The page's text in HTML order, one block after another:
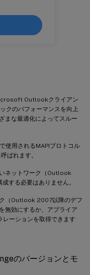
Outlookクライアン
クのパフォーマンスを向上
まな最適化によってスルー
使用されるMAPIプロトコル
ばれます。
ネットワーク（Outlook
する必要はありません。
（Outlook 2007以降のデフ
無効にするか、アプライア
ーションを取得できます
のバージョンとモ